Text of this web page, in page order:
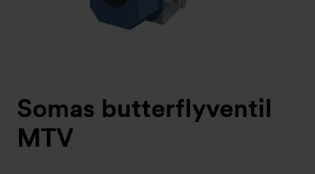
Somas butterflyventil
MTV